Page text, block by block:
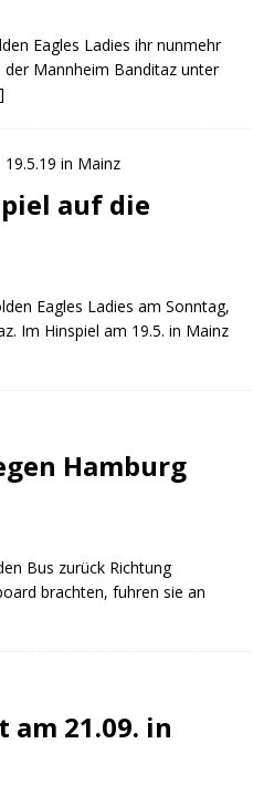
Eagles Ladies ihr nunmehr
der Mannheim Banditaz unter
auf die
Eagles Ladies am Sonntag,
Im Hinspiel am 19.5. in Mainz
Hamburg
Bus zurück Richtung
brachten, fuhren sie an
am 21.09. in